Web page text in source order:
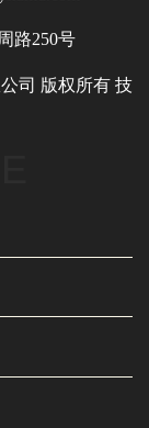
路250号
司 版权所有 技